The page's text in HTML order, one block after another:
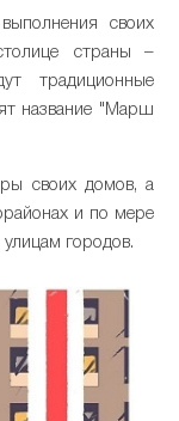
своих
страны –
традиционные
название "Марш
своих домов, а
и по мере
городов.